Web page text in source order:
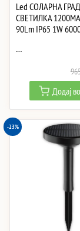
Led СОЛАРНА
СВЕТИЛКА
90Lm IP65 1W
…
Додај
-23%